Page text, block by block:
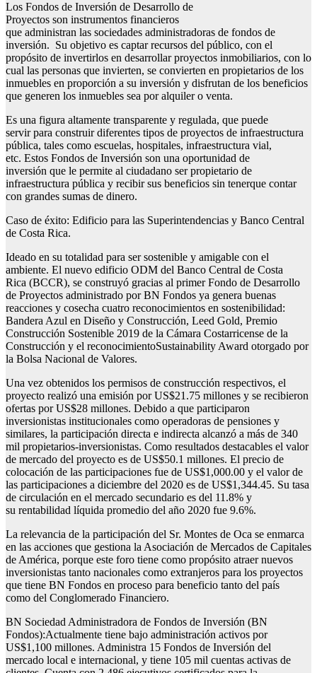
Los Fondos de Inversión de Desarrollo de
Proyectos son instrumentos financieros
que administran las sociedades administradoras de fondos de
inversión. Su objetivo es captar recursos del público, con el
propósito de invertirlos en desarrollar proyectos inmobiliarios, con lo
cual las personas que invierten, se convierten en propietarios de los
inmuebles en proporción a su inversión y disfrutan de los beneficios
que generen los inmuebles sea por alquiler o venta.
Es una figura altamente transparente y regulada, que puede
servir para construir diferentes tipos de proyectos de infraestructura
pública, tales como escuelas, hospitales, infraestructura vial,
etc. Estos Fondos de Inversión son una oportunidad de
inversión que le permite al ciudadano ser propietario de
infraestructura pública y recibir sus beneficios sin tenerque contar
con grandes sumas de dinero.
Caso de éxito: Edificio para las Superintendencias y Banco Central
de Costa Rica.
Ideado en su totalidad para ser sostenible y amigable con el
ambiente. El nuevo edificio ODM del Banco Central de Costa
Rica (BCCR), se construyó gracias al primer Fondo de Desarrollo
de Proyectos administrado por BN Fondos ya genera buenas
reacciones y cosecha cuatro reconocimientos en sostenibilidad:
Bandera Azul en Diseño y Construcción, Leed Gold, Premio
Construcción Sostenible 2019 de la Cámara Costarricense de la
Construcción y el reconocimientoSustainability Award otorgado por
la Bolsa Nacional de Valores.
Una vez obtenidos los permisos de construcción respectivos, el
proyecto realizó una emisión por US$21.75 millones y se recibieron
ofertas por US$28 millones. Debido a que participaron
inversionistas institucionales como operadoras de pensiones y
similares, la participación directa e indirecta alcanzó a más de 340
mil propietarios-inversionistas. Como resultados destacables el valor
de mercado del proyecto es de US$50.1 millones. El precio de
colocación de las participaciones fue de US$1,000.00 y el valor de
las participaciones a diciembre del 2020 es de US$1,344.45. Su tasa
de circulación en el mercado secundario es del 11.8% y
su rentabilidad líquida promedio del año 2020 fue 9.6%.
La relevancia de la participación del Sr. Montes de Oca se enmarca
en las acciones que gestiona la Asociación de Mercados de Capitales
de América, porque este foro tiene como propósito atraer nuevos
inversionistas tanto nacionales como extranjeros para los proyectos
que tiene BN Fondos en proceso para beneficio tanto del país
como del Conglomerado Financiero.
BN Sociedad Administradora de Fondos de Inversión (BN
Fondos):Actualmente tiene bajo administración activos por
US$1,100 millones. Administra 15 Fondos de Inversión del
mercado local e internacional, y tiene 105 mil cuentas activas de